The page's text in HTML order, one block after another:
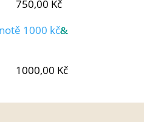
750,00 Kč
1000,00 Kč